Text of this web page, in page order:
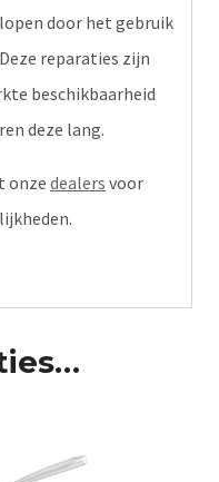
door het gebruik
reparaties zijn
beschikbaarheid
deze lang.
onzedealers voor